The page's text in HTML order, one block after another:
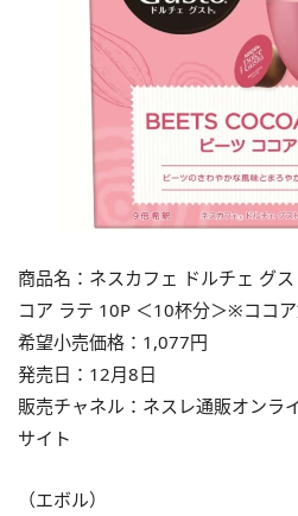
商品名：ネスカフェ ドルチェ グ
コア ラテ 10P ＜10杯分＞※ココ
希望小売価格：1,077円
発売日：12月8日
販売チャネル：ネスレ通販オンラ
サイト
（エボル）